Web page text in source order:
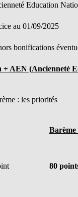
Education
au 01/09/2025
bonifications
+ AEN (Ancienneté
: les priorités
80